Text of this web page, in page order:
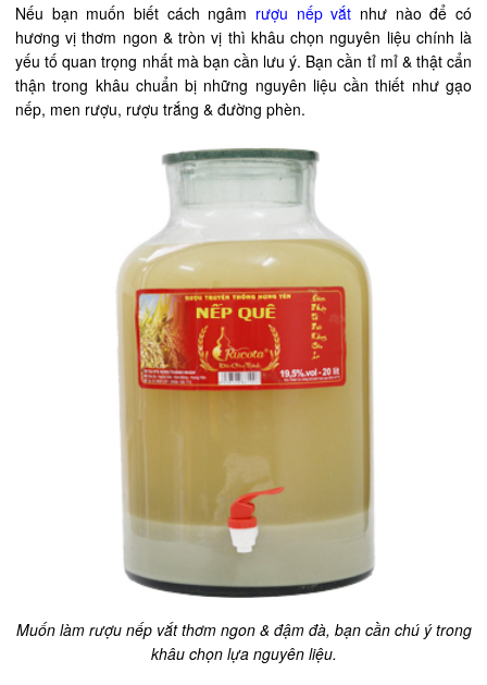
Nếu bạn muốn biết cách ngâm rượu nếp vắt như nào để có
hương vị thơm ngon & tròn vị thì khâu chọn nguyên liệu chính là
yếu tố quan trọng nhất mà bạn cần lưu ý. Bạn cần tỉ mỉ & thật cẩn
thận trong khâu chuẩn bị những nguyên liệu cần thiết nhưgạo
nếp, men rượu, rượu trắng & đường phèn.
Muốn làm rượu nếp vắt thơm ngon & đậm đà, bạn cần chú ý trong
khâu chọn lựa nguyên liệu.